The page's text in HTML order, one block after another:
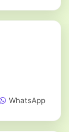
WhatsApp